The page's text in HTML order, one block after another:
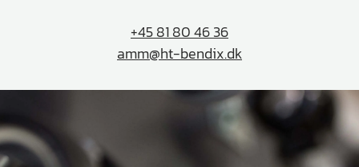
+45 81 80 46 36
amm@ht-bendix.dk